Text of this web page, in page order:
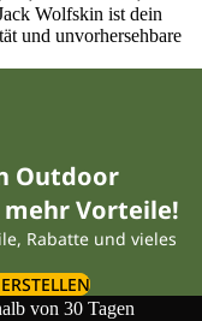
Wolfskin ist dein
und unvorhersehbare
Outdoor
Vorteile!
Rabatte und vieles
von 30 Tagen